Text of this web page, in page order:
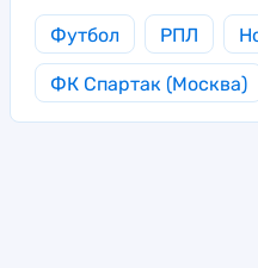
Футбол РПЛ
ФК Спартак (Москва)